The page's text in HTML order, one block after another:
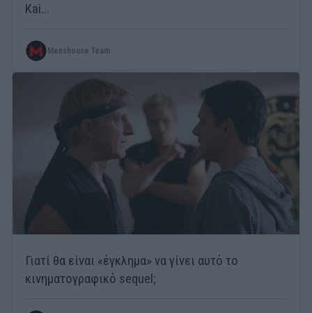
Kai...
Menshouse Team
Γιατί θα είναι «έγκλημα» να γίνει αυτό το
κινηματογραφικό sequel;